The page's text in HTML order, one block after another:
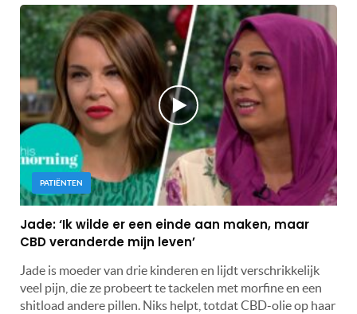
PATIËNTEN
Jade: ‘Ik wilde er een einde aan maken, maar
CBD veranderde mijn leven’
Jade is moeder van drie kinderen en lijdt verschrikkelijk
veel pijn, die ze probeert te tackelen met morfine en een
shitload andere pillen. Niks helpt, totdat CBD-olie op haar